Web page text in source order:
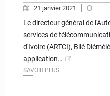
21 janvier 2021
Le directeur général de
services de
d'Ivoire (ARTCI), Bilé
application…
SAVOIR PLUS